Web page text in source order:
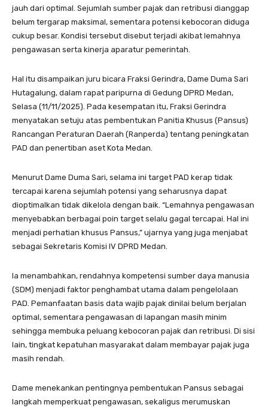
jauh dari optimal. Sejumlah sumber pajak dan retribusi dianggap
belum tergarap maksimal, sementara potensi kebocoran diduga
cukup besar. Kondisi tersebut disebut terjadi akibat lemahnya
pengawasan serta kinerja aparatur pemerintah.
Hal itu disampaikan juru bicara Fraksi Gerindra, Dame Duma Sari
Hutagalung, dalam rapat paripurna di Gedung DPRD Medan,
Selasa (11/11/2025). Pada kesempatan itu, Fraksi Gerindra
menyatakan setuju atas pembentukan Panitia Khusus (Pansus)
Rancangan Peraturan Daerah (Ranperda) tentang peningkatan
PAD dan penertiban aset Kota Medan.
Menurut Dame Duma Sari, selama ini target PAD kerap tidak
tercapai karena sejumlah potensi yang seharusnya dapat
dioptimalkan tidak dikelola dengan baik. “Lemahnya pengawasan
menyebabkan berbagai poin target selalu gagal tercapai. Hal ini
menjadi perhatian khusus Pansus,” ujarnya yang juga menjabat
sebagai Sekretaris Komisi IV DPRD Medan.
Ia menambahkan, rendahnya kompetensi sumber daya manusia
(SDM) menjadi faktor penghambat utama dalam pengelolaan
PAD. Pemanfaatan basis data wajib pajak dinilai belum berjalan
optimal, sementara pengawasan di lapangan masih minim
sehingga membuka peluang kebocoran pajak dan retribusi. Di sisi
lain, tingkat kepatuhan masyarakat dalam membayar pajak juga
masih rendah.
Dame menekankan pentingnya pembentukan Pansus sebagai
langkah memperkuat pengawasan, sekaligus merumuskan